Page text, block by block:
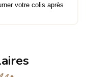
votre colis après